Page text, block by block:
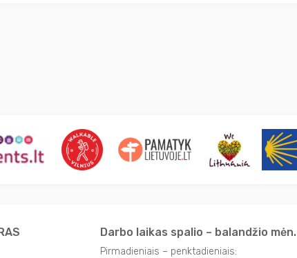
Darbo laikas spalio – balandžio mėn.
Pirmadieniais – penktadieniais: